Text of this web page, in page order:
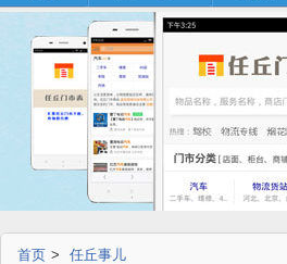
首页 > 任丘事儿